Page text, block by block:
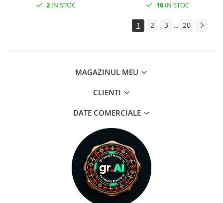
2 IN STOC 16IN STOC
1 2 3 ... 20
MAGAZINUL MEU
CLIENTI
DATE COMERCIALE